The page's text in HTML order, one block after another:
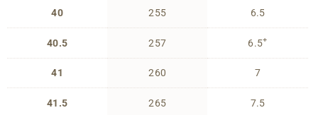
40
40.5
41
41.5
255
257
260
265
6.5
6.5+
7
7.5